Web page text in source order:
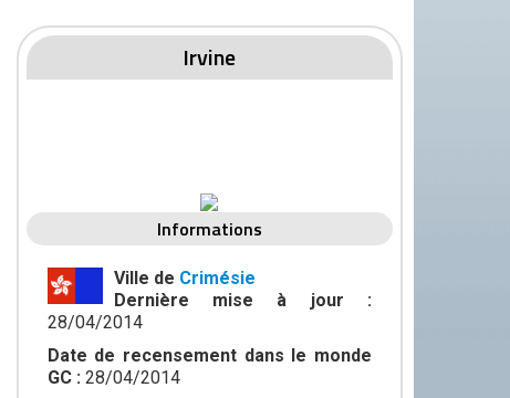
Irvine
Informations
Ville de Crimésie
Dernière mise à jour :
28/04/2014
Date de recensement dans le monde
GC :28/04/2014